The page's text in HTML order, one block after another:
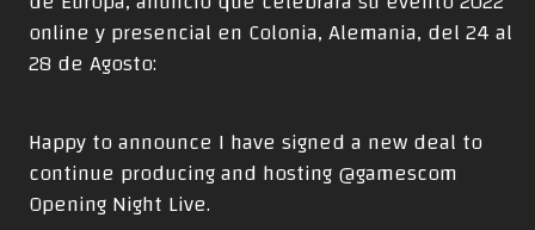
online y presencial en Colonia, Alemania, del 24 al
28 de Agosto:
Happy to announce I have signed a new deal to
continue producing and hosting@gamescom
Opening Night Live.